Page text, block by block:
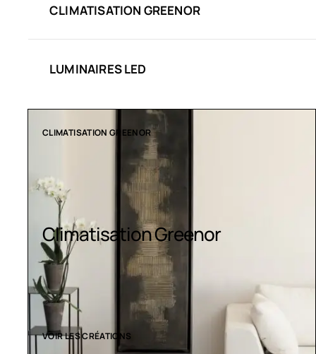
CLIMATISATION GREENOR
LUMINAIRES LED
CLIMATISATION GREENOR
Climatisation Greenor
VOIR LES CRÉATIONS